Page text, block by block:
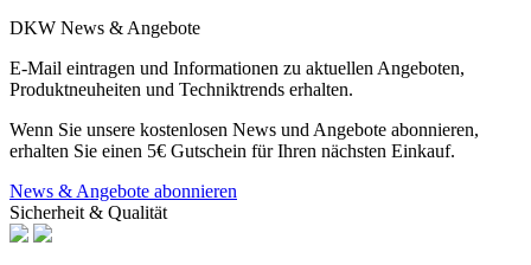
DKW News & Angebote
E-Mail eintragen und Informationen zu aktuellen Angeboten,
Produktneuheiten und Techniktrends erhalten.
Wenn Sie unsere kostenlosen News und Angebote abonnieren,
erhalten Sie einen 5€ Gutschein für Ihren nächsten Einkauf.
News & Angebote abonnieren
Sicherheit & Qualität